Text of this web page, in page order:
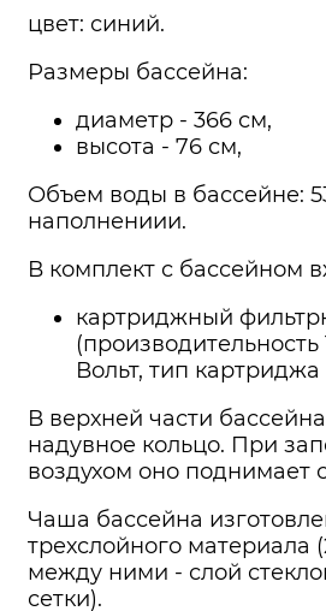
цвет: синий.
Размеры бассейна:
диаметр - 366 см,
высота - 76 см,
Объем воды в бассейне:
наполнениии.
В комплект с бассейном
картриджный
(производительность
Вольт, тип картриджа
В верхней части
надувное кольцо. При
воздухом оно поднимает
Чаша бассейна
трехслойного материала
между ними - слой
сетки).